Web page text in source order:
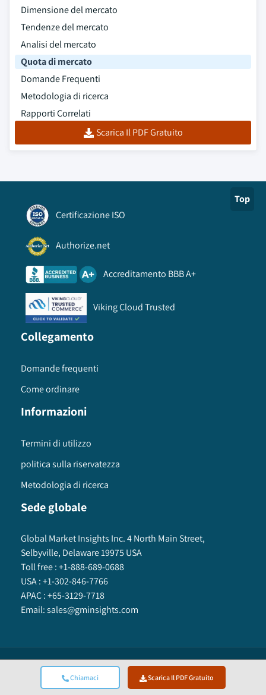
Chiamaci Scarica Il PDF Gratuito
Dimensione del mercato
Tendenze del mercato
Analisi del mercato
Quota di mercato
Domande Frequenti
Metodologia di ricerca
Rapporti Correlati
Scarica Il PDF Gratuito
Top
Certificazione ISO
Authorize.net
Accreditamento BBB A+
Viking Cloud Trusted
Collegamento
Domande frequenti
Come ordinare
Informazioni
Termini di utilizzo
politica sulla riservatezza
Metodologia di ricerca
Sede globale
Global Market Insights Inc. 4 North Main Street,
Selbyville, Delaware 19975 USA
Toll free :+1-888-689-0688
USA :+1-302-846-7766
APAC :+65-3129-7718
Email:sales@gminsights.com
Global Market Insights Inc. ©2025All Rights Reserved.